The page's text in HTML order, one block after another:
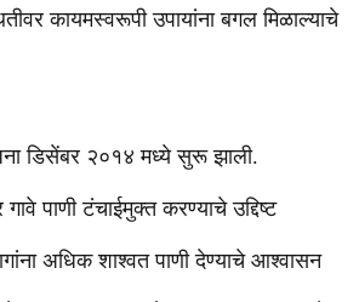
कायमस्वरूपी उपायांना बगल मिळाल्याचे
डिसेंबर २०१४ मध्ये सुरू झाली.
पाणी टंचाईमुक्त करण्याचे उद्दिष्‍ट
अधिक शाश्‍‍वत पाणी देण्याचे आश्‍‍वासन